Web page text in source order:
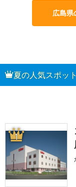
広島県
夏の人気スポッ
1